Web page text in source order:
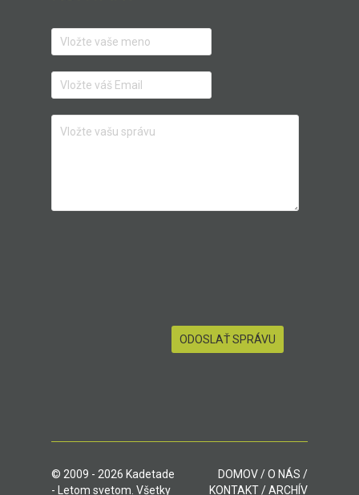
© 2009 - 2026 Kadetade
- Letom svetom. Všetky
DOMOV/O NÁS /
KONTAKT/ARCHÍV